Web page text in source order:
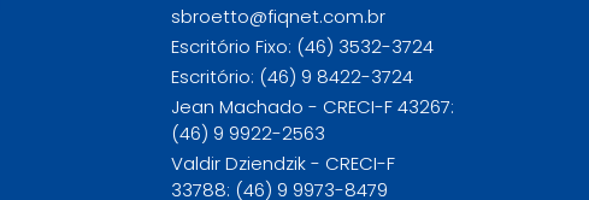
sbroetto@fiqnet.com.br
Escritório Fixo: (46) 3532-3724
Escritório: (46) 9 8422-3724
Jean Machado - CRECI-F 43267:
(46) 9 9922-2563
Valdir Dziendzik - CRECI-F
33788: (46) 9 9973-8479